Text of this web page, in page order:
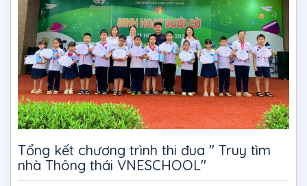
Tổng kết chương trình thi đua " Truy tìm
nhà Thông thái VNESCHOOL"